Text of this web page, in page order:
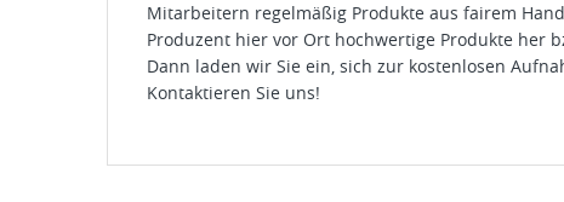
Mitarbeitern regelmäßig Produkte aus fairem
Produzent hier vor Ort hochwertige Produkte her
Dann laden wir Sie ein, sich zur kostenlosen
Kontaktieren Sie uns!